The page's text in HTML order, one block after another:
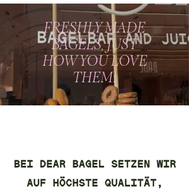
FRESHLY MADE
BAGELS, JUST
HOW YOU LOVE
THEM!
BEI DEAR BAGEL SETZEN WIR
AUF HÖCHSTE QUALITÄT,